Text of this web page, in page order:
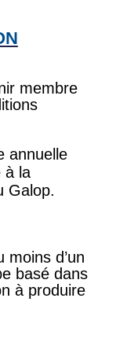
membre
annuelle
à la
Galop.
d’un
basé dans
à produire